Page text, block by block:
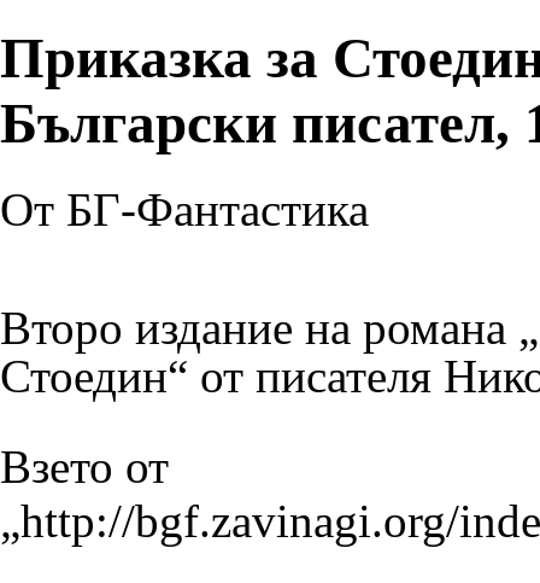
Приказка за
Български писател,
От БГ-Фантастика
Второ издание на романа „
Стоедин“ от писателя
Взето от
„http://bgf.zavinagi.org/